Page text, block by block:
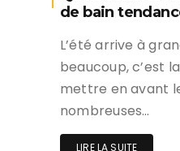
de bain
L’été arrive à
beaucoup, c’est
mettre en avant
nombreuses…
LIRE LA SUITE